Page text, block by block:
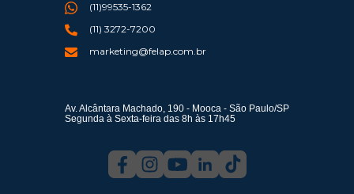
(11)99535-1362
(11) 3272-7200
marketing@felap.com.br
Av. Alcântara Machado, 190 - Mooca - São Paulo/SP
Segunda à Sexta-feira das 8h às 17h45